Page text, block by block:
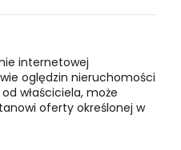
internetowej
oględzin nieruchomości
właściciela, może
oferty określonej w